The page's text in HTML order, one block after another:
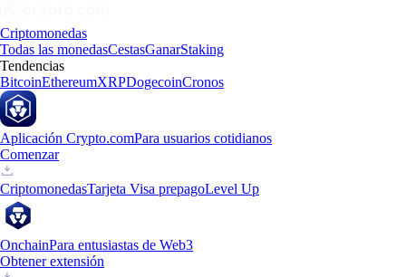
Criptomonedas
Todas las monedasCestasGanarStaking
Tendencias
BitcoinEthereumXRPDogecoinCronos
Aplicación Crypto.comPara usuarios cotidianos
Comenzar
CriptomonedasTarjeta Visa prepagoLevel Up
OnchainPara entusiastas de Web3
Obtener extensión